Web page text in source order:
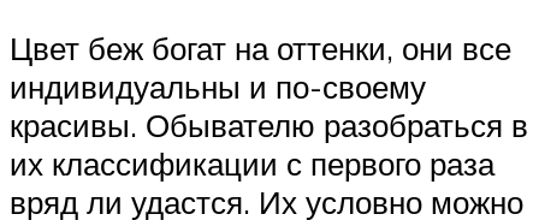
Цвет беж богат на оттенки, они все
индивидуальны и по-своему
красивы. Обывателю разобраться в
их классификации с первого раза
вряд ли удастся. Их условно можно